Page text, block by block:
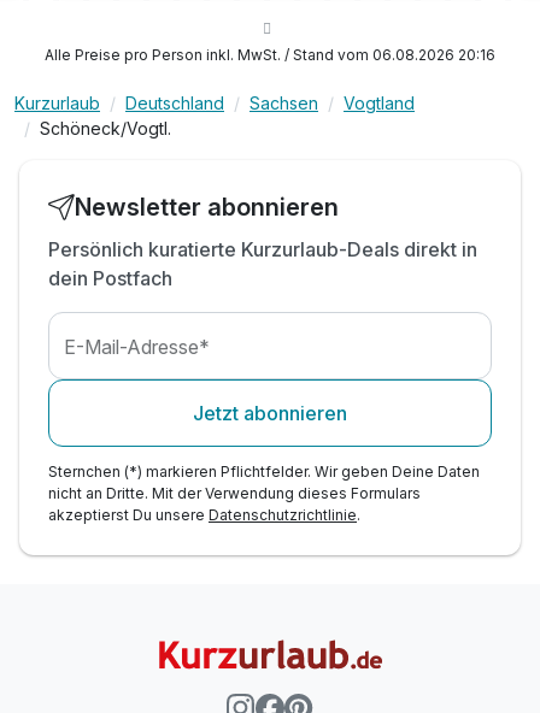
inkl. W-LAN Nutzung
Alle Preise pro Person inkl. MwSt. / Stand vom 06.08.2026 20:16
Kurzurlaub Deutschland Sachsen
Vogtland
Schöneck/Vogtl.
Newsletter abonnieren
Persönlich kuratierte Kurzurlaub-Deals direkt in
dein Postfach
E-Mail-Adresse*
Jetzt abonnieren
Sternchen (*) markieren Pflichtfelder. Wir geben Deine Daten
nicht an Dritte. Mit der Verwendung dieses Formulars
akzeptierst Du unsere Datenschutzrichtlinie.